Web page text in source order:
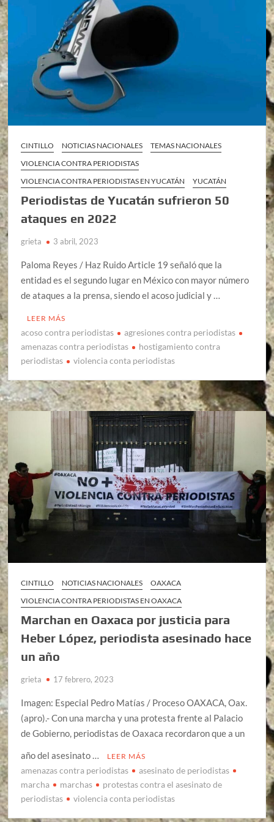
CINTILLO NOTICIAS NACIONALES
TEMAS NACIONALES
VIOLENCIA CONTRA PERIODISTAS
VIOLENCIA CONTRA PERIODISTAS EN YUCATÁN
YUCATÁN
Periodistas de Yucatán sufrieron 50
ataques en 2022
grieta 3 abril, 2023
Paloma Reyes / Haz Ruido Article 19 señaló que la
entidad es el segundo lugar en México con mayor número
de ataques a la prensa, siendo el acoso judicial y …
LEER MÁS
acoso contra periodistas
agresiones contra periodistas
amenazas contra periodistas
hostigamiento contra
periodistas
violencia conta periodistas
CINTILLO NOTICIAS NACIONALES
OAXACA
VIOLENCIA CONTRA PERIODISTAS EN OAXACA
Marchan en Oaxaca por justicia para
Heber López, periodista asesinado hace
un año
grieta 17 febrero, 2023
Imagen: Especial Pedro Matías / Proceso OAXACA, Oax.
(apro).- Con una marcha y una protesta frente al Palacio
de Gobierno, periodistas de Oaxaca recordaron que a un
año del asesinato …
LEER MÁS
amenazas contra periodistas
asesinato de periodistas
marcha
marchas
protestas contra el asesinato de
periodistas
violencia conta periodistas